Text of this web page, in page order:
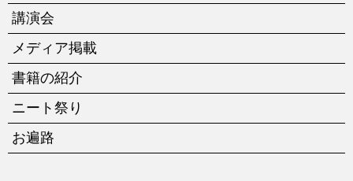
講演会
メディア掲載
書籍の紹介
ニート祭り
お遍路